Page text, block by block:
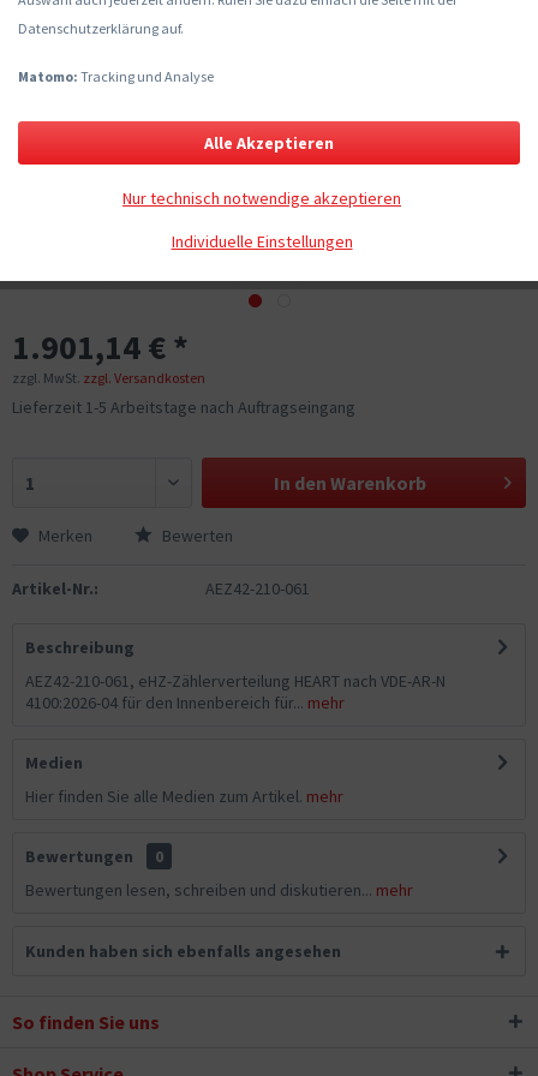
1.901,14 € *
zzgl. MwSt. zzgl. Versandkosten
Lieferzeit 1-5 Arbeitstage nach Auftragseingang
In den Warenkorb
Merken Bewerten
Artikel-Nr.: AEZ42-210-061
Beschreibung
AEZ42-210-061, eHZ-Zählerverteilung HEART nach VDE-AR-N
4100:2026-04 für den Innenbereich für... mehr
Medien
Hier finden Sie alle Medien zum Artikel. mehr
Bewertungen
0
Bewertungen lesen, schreiben und diskutieren... mehr
Kunden haben sich ebenfalls angesehen
So finden Sie uns
Datenschutzerklärung auf.
Matomo: Tracking und Analyse
Individuelle Einstellungen
Nur technisch notwendige akzeptieren
Alle Akzeptieren